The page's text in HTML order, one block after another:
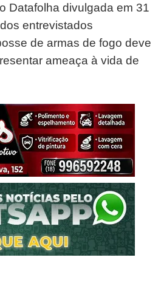
Datafolha divulgada em 31
entrevistados
de armas de fogo deve
ameaça à vida de